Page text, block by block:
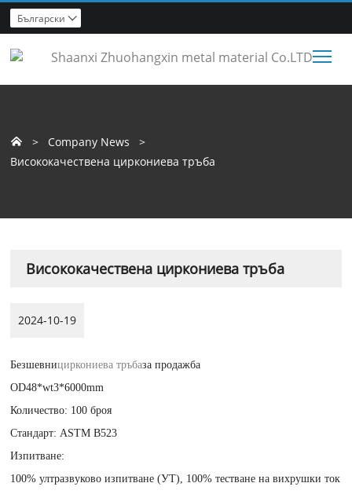
Български 
 > Company News
>
Висококачествена циркониева тръба
Висококачествена циркониева тръба
2024-10-19
Безшевнициркониева тръбаза продажба
OD48*wt3*6000mm
Количество: 100 броя
Стандарт: ASTM B523
Изпитване:
100% ултразвуково изпитване (УТ), 100% тестване на вихрушки ток